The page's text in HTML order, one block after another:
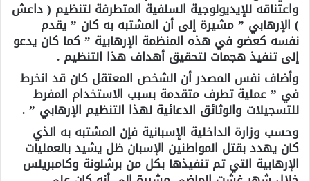
واعتناقه للإيديولوجية السلفية المتطرفة لتنظيم ( داعش
) الإرهابي ” مشيرة إلى أن المشتبه به كان ” يقدم
نفسه كعضو في هذه المنظمة الإرهابية ” كما كان يدعو
إلى تنفيذ هجمات لتحقيق أهداف هذا التنظيم .
وأضاف نفس المصدر أن الشخص المعتقل كان قد انخرط
في ” عملية تطرف متقدمة بسبب الاستخدام المفرط
للتسجيلات والوثائق الدعائية لهذا التنظيم الإرهابي ” .
وحسب وزارة الداخلية الإسبانية فإن المشتبه به الذي
كان يهدد بقتل المواطنين الإسبان ظل يشيد بالعمليات
الإرهابية التي تم تنفيذها بكل من برشلونة وكامبريلس